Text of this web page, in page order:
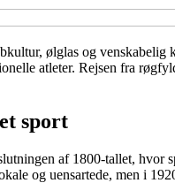
ølglas og venskabelig
atleter. Rejsen fra
sport
af 1800-tallet,
og uensartede, men i